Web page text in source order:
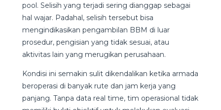
pool. Selisih yang terjadi sering dianggap sebagai
hal wajar. Padahal, selisih tersebut bisa
mengindikasikan pengambilan BBM di luar
prosedur, pengisian yang tidak sesuai, atau
aktivitas lain yang merugikan perusahaan.
Kondisi ini semakin sulit dikendalikan ketika armada
beroperasi di banyak rute dan jam kerja yang
panjang. Tanpa data real time, tim operasional tidak